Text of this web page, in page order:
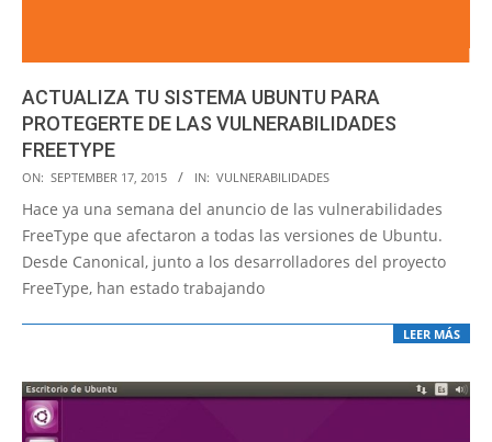
ACTUALIZA TU SISTEMA UBUNTU PARA
PROTEGERTE DE LAS VULNERABILIDADES
FREETYPE
2015-
09-
17
ON: SEPTEMBER 17, 2015 IN: VULNERABILIDADES
Hace ya una semana del anuncio de las vulnerabilidades
FreeType que afectaron a todas las versiones de Ubuntu.
Desde Canonical, junto a los desarrolladores del proyecto
FreeType, han estado trabajando
LEER MÁS